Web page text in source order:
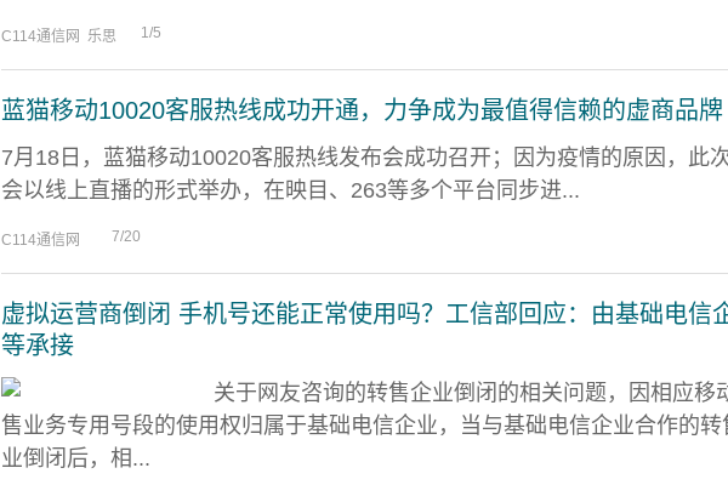
C114通信网 乐思 1/5
蓝猫移动10020客服热线成功开通，力争成为最值得信赖的虚商品牌
7月18日，蓝猫移动10020客服热线发布会成功召开；因为疫情的原因，此
会以线上直播的形式举办，在映目、263等多个平台同步进...
C114通信网 7/20
虚拟运营商倒闭 手机号还能正常使用吗？工信部回应：由基础电信
等承接
关于网友咨询的转售企业倒闭的相关问题，因相应移
售业务专用号段的使用权归属于基础电信企业，当与基础电信企业合作的转
业倒闭后，相...